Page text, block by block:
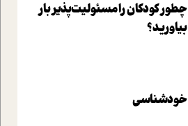
چطور کودکان را مسئولیت‌پذیر بار
بیاورید؟
خودشناسی